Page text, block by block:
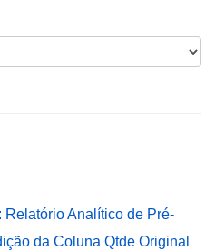
Relatório Analítico de Pré-
da Coluna Qtde Original